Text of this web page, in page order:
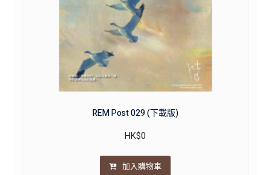
REM Post 029 (下載版)
HK$0
加入購物車